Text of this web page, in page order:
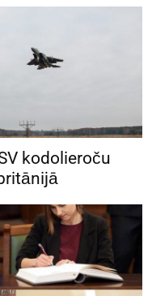
kodolieroču